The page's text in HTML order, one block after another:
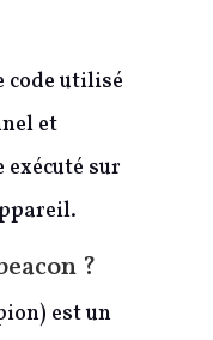
code utilisé
et
sur
?
est un